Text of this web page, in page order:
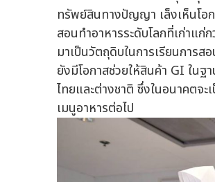
ทรัพย์สินทางปัญญา เล็งเห็นโอก
สอนทำอาหารระดับโลกที่เก่าแ
มาเป็นวัตถุดิบในการเรียนการส
ยังมีโอกาสช่วยให้สินค้า GI ในฐ
ไทยและต่างชาติ ซึ่งในอนาคตจ
เมนูอาหารต่อไป